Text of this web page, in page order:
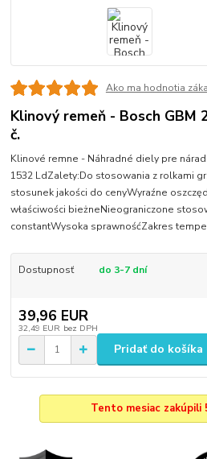
Ako ma hodnotia
Klinový remeň - Bosch GBM
č.
Klinové remne - Náhradné diely pre
1532 LdZalety:Do stosowania z rolkami
stosunek jakości do cenyWyraźne
właściwości bieżneNieograniczone
constantWysoka sprawnośćZakres
Dostupnosť do 3-7 dní
39,96 EUR
32,49 EUR bez DPH
Pridať do košíka
Tento mesiac zakúpili